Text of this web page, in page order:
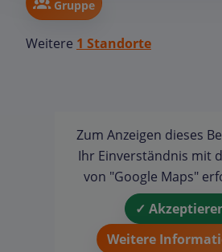
Gruppe
Weitere 1 Standorte
Zum Anzeigen dieses
Ihr Einverständnis mit
von "Google Maps"
✓
Weitere